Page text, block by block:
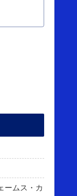
ームス・カ